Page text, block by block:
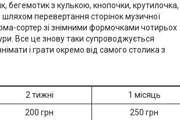
бегемотик з кулькою, кнопочки, крутилочка,
перевертання сторінок музичної
сортер зі знімними формочками чотирьох
Все це знову таки супроводжується
і грати окремо від самого столика з
2 тижні
1 місяць
200 грн
250 грн